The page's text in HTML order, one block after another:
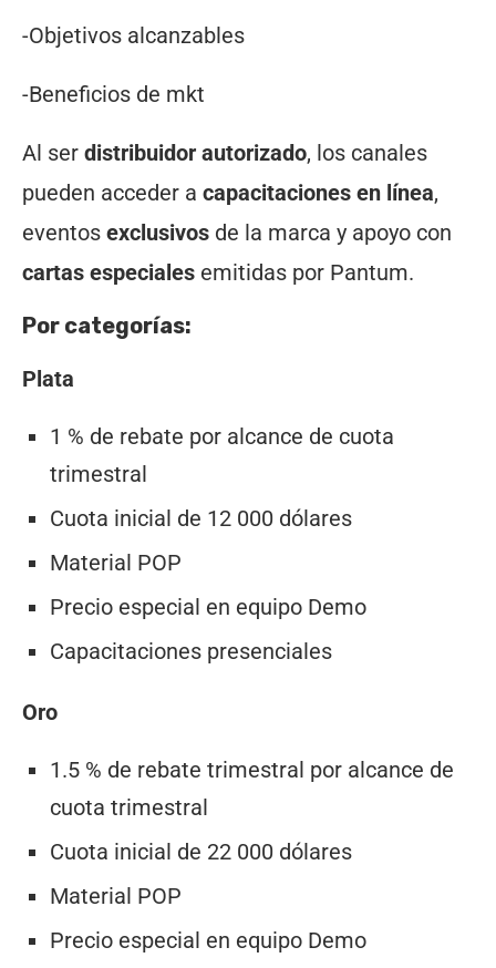
-Objetivos alcanzables
-Beneficios de mkt
Al ser distribuidor autorizado, los canales
pueden acceder a capacitaciones en línea,
eventos exclusivos de la marca y apoyo con
cartas especiales emitidas por Pantum.
Por categorías:
Plata
1 % de rebate por alcance de cuota
trimestral
Cuota inicial de 12 000 dólares
Material POP
Precio especial en equipo Demo
Capacitaciones presenciales
Oro
1.5 % de rebate trimestral por alcance de
cuota trimestral
Cuota inicial de 22 000 dólares
Material POP
Precio especial en equipo Demo